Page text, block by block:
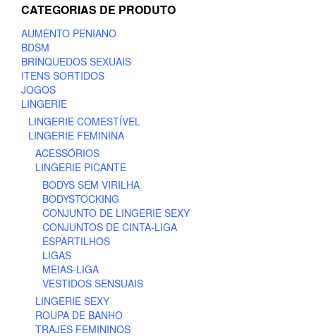
options
be
on
the
CATEGORIAS DE PRODUTO
AUMENTO PENIANO
BDSM
BRINQUEDOS SEXUAIS
ITENS SORTIDOS
JOGOS
LINGERIE
LINGERIE COMESTÍVEL
LINGERIE FEMININA
ACESSÓRIOS
LINGERIE PICANTE
BODYS SEM VIRILHA
BODYSTOCKING
CONJUNTO DE LINGERIE SEXY
CONJUNTOS DE CINTA-LIGA
ESPARTILHOS
LIGAS
MEIAS-LIGA
VESTIDOS SENSUAIS
LINGERIE SEXY
ROUPA DE BANHO
TRAJES FEMININOS